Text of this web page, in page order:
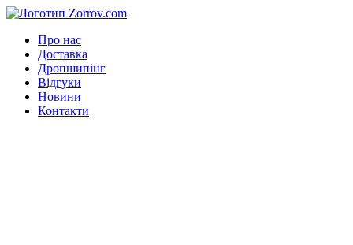
Про нас
Доставка
Дропшипінг
Відгуки
Новини
Контакти